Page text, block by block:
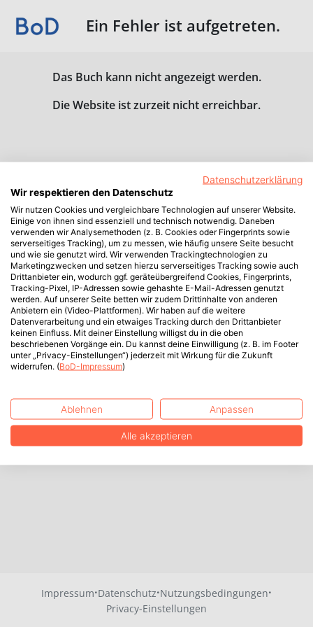
Ein Fehler ist aufgetreten.
Das Buch kann nicht angezeigt werden.
Die Website ist zurzeit nicht erreichbar.
Impressum·Datenschutz·Nutzungsbedingungen·
Privacy-Einstellungen
Datenschutzerklärung
Wir respektieren den Datenschutz
Wir nutzen Cookies und vergleichbare Technologien auf unserer Website.
Einige von ihnen sind essenziell und technisch notwendig. Daneben
verwenden wir Analysemethoden (z. B. Cookies oder Fingerprints sowie
serverseitiges Tracking), um zu messen, wie häufig unsere Seite besucht
und wie sie genutzt wird. Wir verwenden Trackingtechnologien zu
Marketingzwecken und setzen hierzu serverseitiges Tracking sowie auch
Drittanbieter ein, wodurch ggf. geräteübergreifend Cookies, Fingerprints,
Tracking-Pixel, IP-Adressen sowie gehashte E-Mail-Adressen genutzt
werden. Auf unserer Seite betten wir zudem Drittinhalte von anderen
Anbietern ein (Video-Plattformen). Wir haben auf die weitere
Datenverarbeitung und ein etwaiges Tracking durch den Drittanbieter
keinen Einfluss. Mit deiner Einstellung willigst du in die oben
beschriebenen Vorgänge ein. Du kannst deine Einwilligung (z. B. im Footer
unter „Privacy-Einstellungen“) jederzeit mit Wirkung für die Zukunft
widerrufen. (BoD-Impressum)
Ablehnen Anpassen
Alle akzeptieren